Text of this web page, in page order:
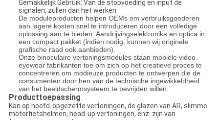
Gemakkelijk Gebruik: Van de stopvoeding en input de
signalen, zullen dan het werken.
De moduleproducten helpen OEMs om verbruiksgoederen
aan lagere kosten snel te introduceren door een volledige
oplossing aan te bieden. Aandrijvingselektronika en optica in
een compact pakket (indien nodig, kunnen wij originele
grafische raad ook aanbieden).
Onze binoculaire vertoningsmodules staan mobiele video
eyewear fabrikanten toe om zich op het creatieve proces te
concentreren om modieuze producten te ontwerpen die de
consumenten door hen van de technische ingewikkeldheid
van het beeldschermsysteem te bevrijden willen.
Producttoepassing
Kan op hoofd-opgezette vertoningen, de glazen van AR, slimme
motorfietshelmen, head-up vertoningen, enz. zijn van